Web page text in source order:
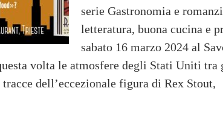
serie Gastronomia e
letteratura, buona cucina e
sabato 16 marzo 2024 al
volta le atmosfere degli Stati Uniti tra
dell’eccezionale figura di Rex Stout,